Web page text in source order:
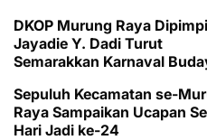
DKOP Murung Raya
Jayadie Y. Dadi Turut
Semarakkan Karnaval
Sepuluh Kecamatan se-
Raya Sampaikan Ucapan
Hari Jadi ke-24